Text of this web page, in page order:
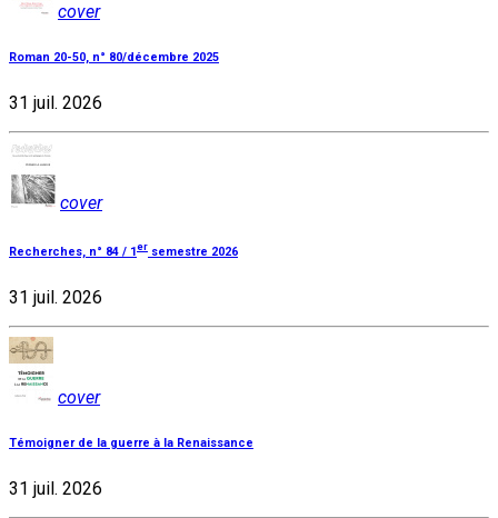
cover
Roman 20-50, n° 80/décembre 2025
31 juil. 2026
cover
Recherches, n° 84 / 1er semestre 2026
31 juil. 2026
cover
Témoigner de la guerre à la Renaissance
31 juil. 2026